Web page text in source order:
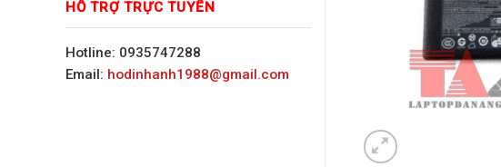
HỖ TRỢ TRỰC TUYẾN
Hotline: 0935747288
Email: hodinhanh1988@gmail.com